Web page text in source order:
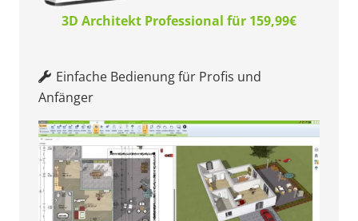
3D Architekt Professional für 159,99€
Einfache Bedienung für Profis und
Anfänger